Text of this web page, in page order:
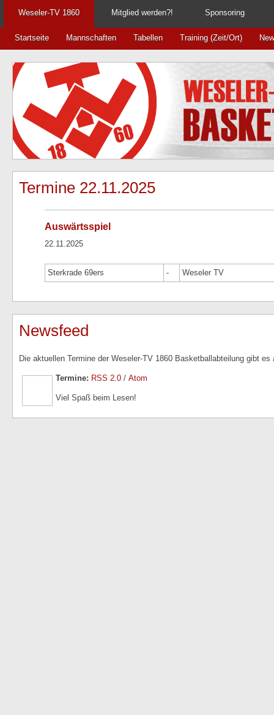
Weseler-TV 1860 Mitglied werden?! Sponsoring
Startseite Mannschaften Tabellen Training (Zeit/Ort)
Termine 22.11.2025
Auswärtsspiel
22.11.2025
Sterkrade 69ers - Weseler TV
Newsfeed
Die aktuellen Termine der Weseler-TV 1860 Basketballabteilung gibt
Termine: RSS 2.0 / Atom
Viel Spaß beim Lesen!